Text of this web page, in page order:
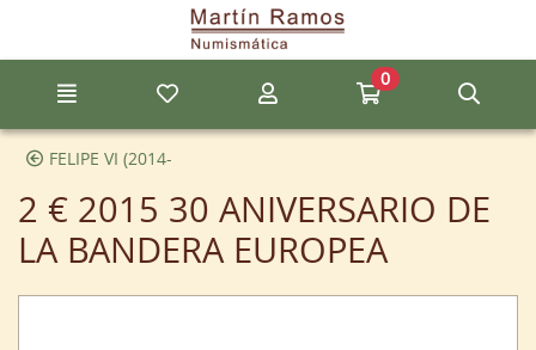
Ir al contenido principal de la página
Mis artículos favoritos
Mi cuentaIr a mi compra
0
FELIPE VI (2014-
2 € 2015 30 ANIVERSARIO DE
LA BANDERA EUROPEA